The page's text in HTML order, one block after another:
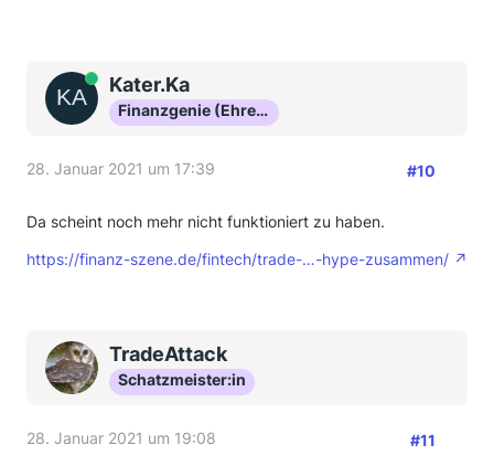
OnlineKater.Ka
Finanzgenie (Ehrenmitglied)
28. Januar 2021 um 17:39 #10
Da scheint noch mehr nicht funktioniert zu haben.
https://finanz-szene.de/fintech/trade-…-hype-zusammen/
TradeAttack
Schatzmeister:in
28. Januar 2021 um 19:08 #11